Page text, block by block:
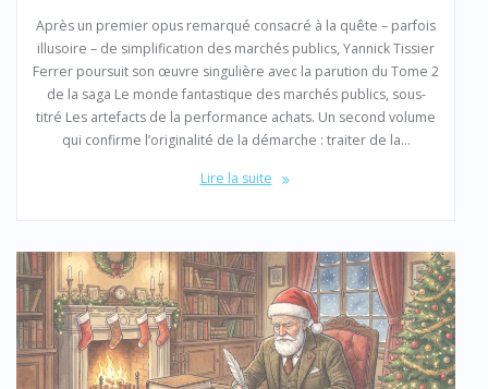
Après un premier opus remarqué consacré à la quête – parfois
illusoire – de simplification des marchés publics, Yannick Tissier
Ferrer poursuit son œuvre singulière avec la parution du Tome 2
de la saga Le monde fantastique des marchés publics, sous-
titré Les artefacts de la performance achats. Un second volume
qui confirme l’originalité de la démarche : traiter de la…
Lire la suite